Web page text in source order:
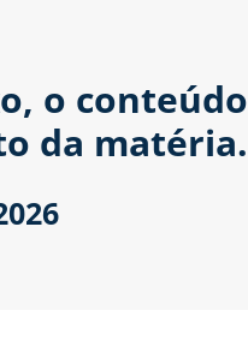
o conteúdo
da matéria.